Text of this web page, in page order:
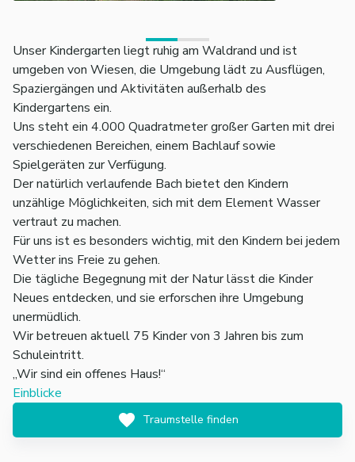
Unser Kindergarten liegt ruhig am Waldrand und ist
umgeben von Wiesen, die Umgebung lädt zu Ausflügen,
Spaziergängen und Aktivitäten außerhalb des
Kindergartens ein.
Uns steht ein 4.000 Quadratmeter großer Garten mit drei
verschiedenen Bereichen, einem Bachlauf sowie
Spielgeräten zur Verfügung.
Der natürlich verlaufende Bach bietet den Kindern
unzählige Möglichkeiten, sich mit dem Element Wasser
vertraut zu machen.
Für uns ist es besonders wichtig, mit den Kindern bei jedem
Wetter ins Freie zu gehen.
Die tägliche Begegnung mit der Natur lässt die Kinder
Neues entdecken, und sie erforschen ihre Umgebung
unermüdlich.
Wir betreuen aktuell 75 Kinder von 3 Jahren bis zum
Schuleintritt.
„Wir sind ein offenes Haus!“
Einblicke
Traumstelle finden